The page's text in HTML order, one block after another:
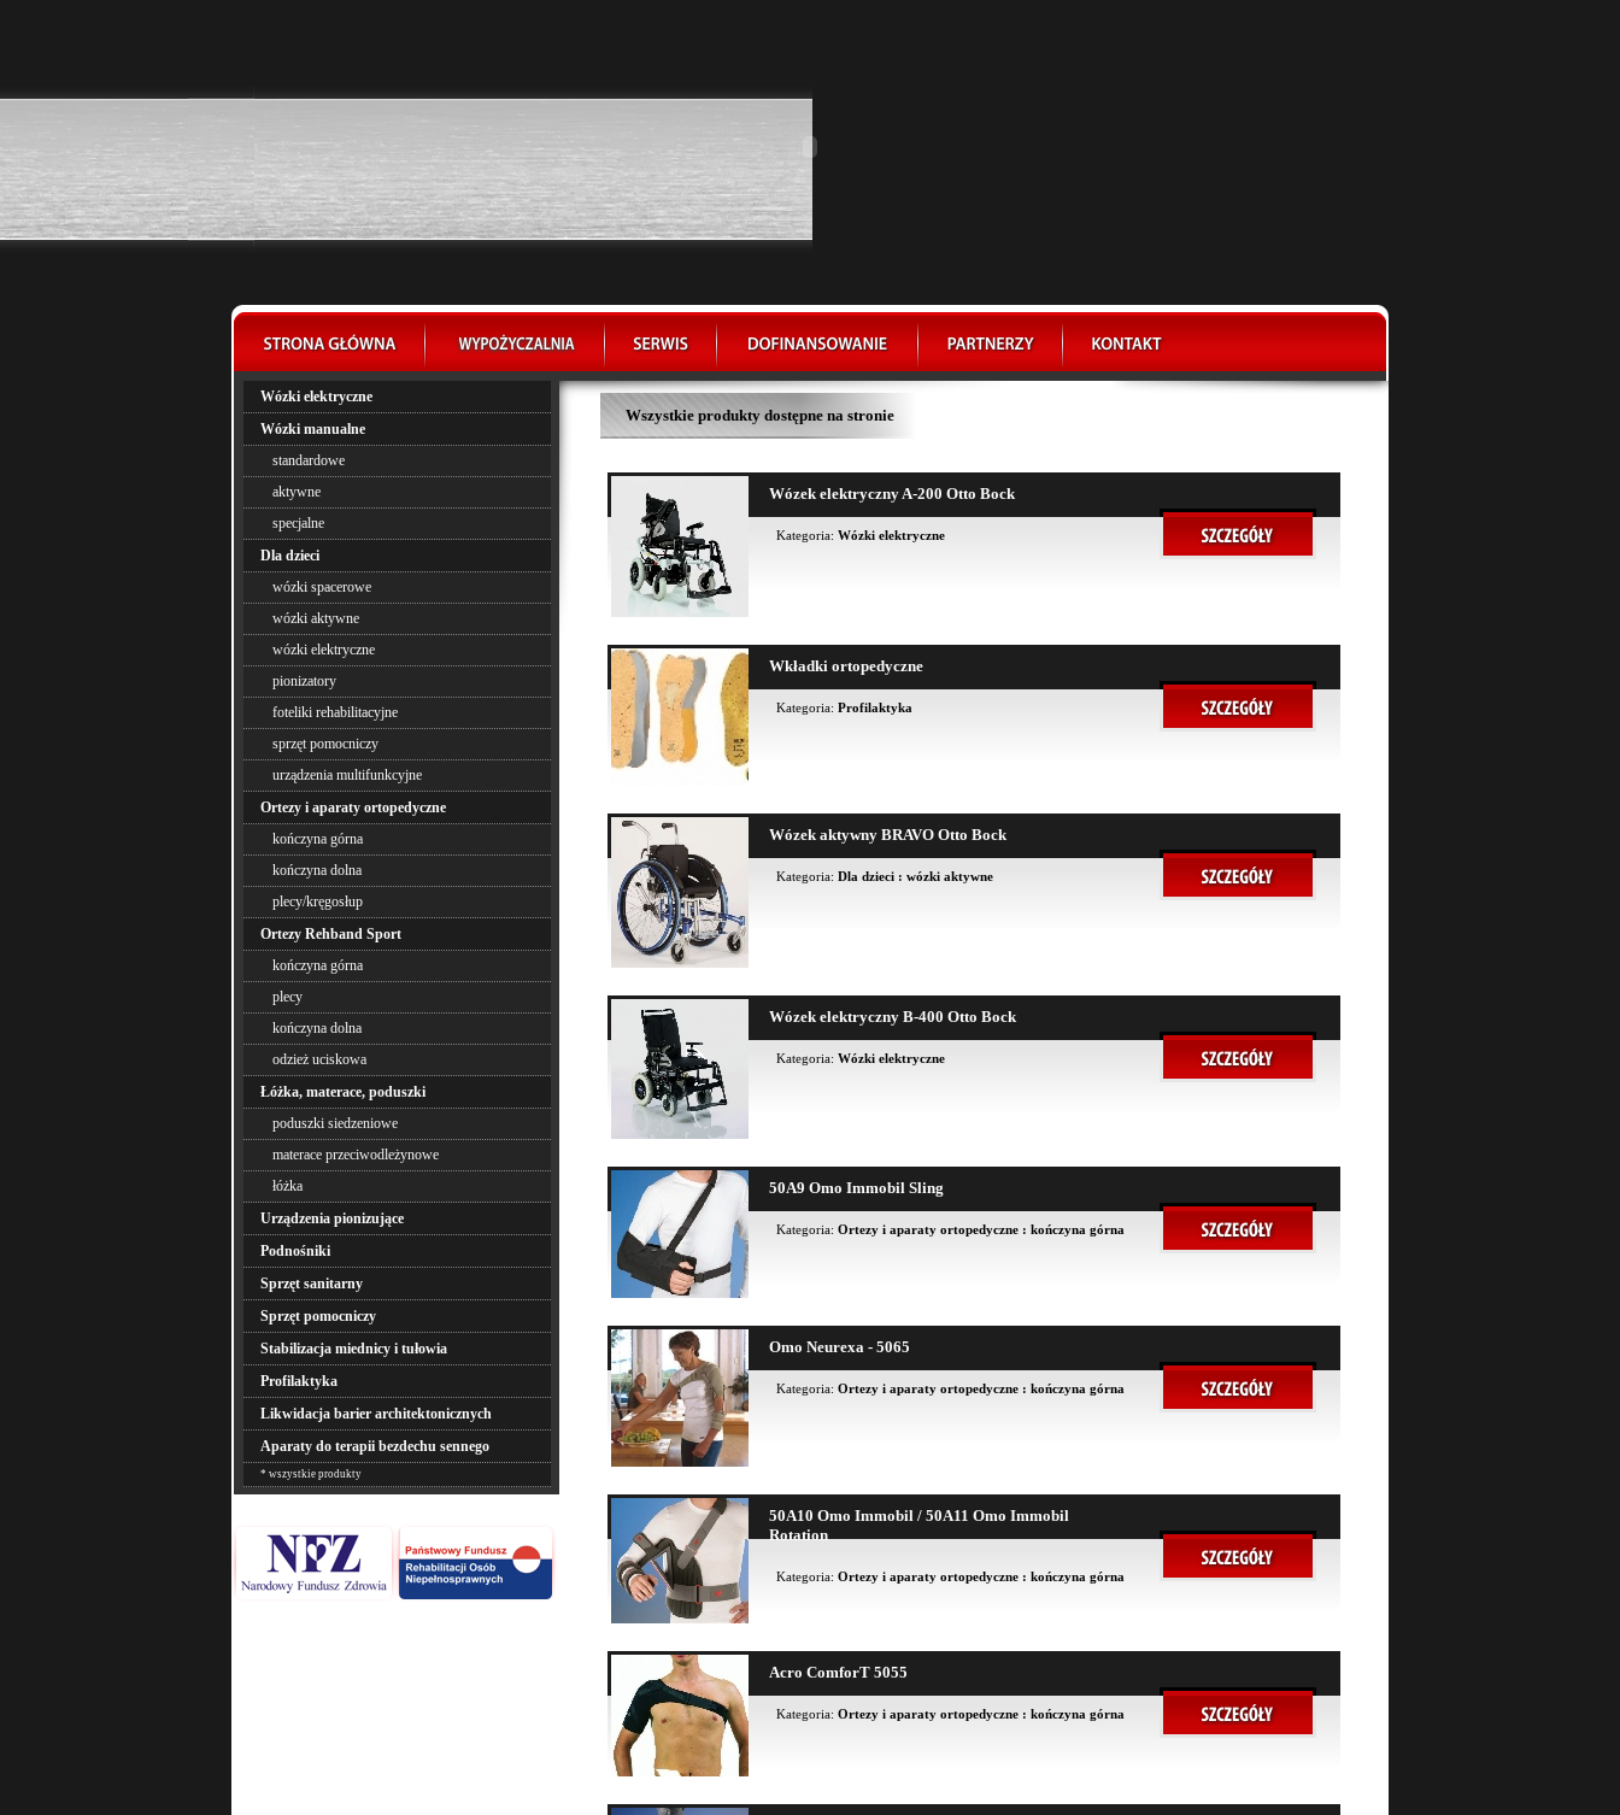
Wózki elektryczne
Wózki manualne
standardowe
aktywne
specjalne
Dla dzieci
wózki spacerowe
wózki aktywne
wózki elektryczne
pionizatory
foteliki rehabilitacyjne
sprzęt pomocniczy
urządzenia multifunkcyjne
Ortezy i aparaty ortopedyczne
kończyna górna
kończyna dolna
plecy/kręgosłup
Ortezy Rehband Sport
kończyna górna
plecy
kończyna dolna
odzież uciskowa
Łóżka, materace, poduszki
poduszki siedzeniowe
materace przeciwodleżynowe
łóżka
Urządzenia pionizujące
Podnośniki
Sprzęt sanitarny
Sprzęt pomocniczy
Stabilizacja miednicy i tułowia
Profilaktyka
Likwidacja barier architektonicznych
Aparaty do terapii bezdechu sennego
* wszystkie produkty
Wszystkie produkty dostępne na stronie
Wózek elektryczny A-200 Otto Bock
Kategoria: Wózki elektryczne
Wkładki ortopedyczne
Kategoria: Profilaktyka
Wózek aktywny BRAVO Otto Bock
Kategoria: Dla dzieci : wózki aktywne
Wózek elektryczny B-400 Otto Bock
Kategoria: Wózki elektryczne
50A9 Omo Immobil Sling
Kategoria: Ortezy i aparaty ortopedyczne : kończyna górna
Omo Neurexa - 5065
Kategoria: Ortezy i aparaty ortopedyczne : kończyna górna
50A10 Omo Immobil / 50A11 Omo Immobil
Rotation
Kategoria: Ortezy i aparaty ortopedyczne : kończyna górna
Acro ComforT 5055
Kategoria: Ortezy i aparaty ortopedyczne : kończyna górna